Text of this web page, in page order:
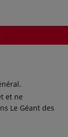
et ne
Le Géant des